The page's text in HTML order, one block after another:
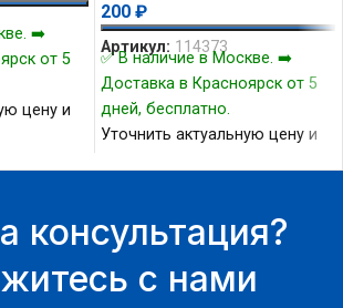
➡️
от 5
цену и
200 ₽
Артикул: 114373
✅ В наличие в Москве. ➡️
Доставка в Красноярск от 5
дней, бесплатно.
Уточнить актуальную цену и
консультация?
с нами